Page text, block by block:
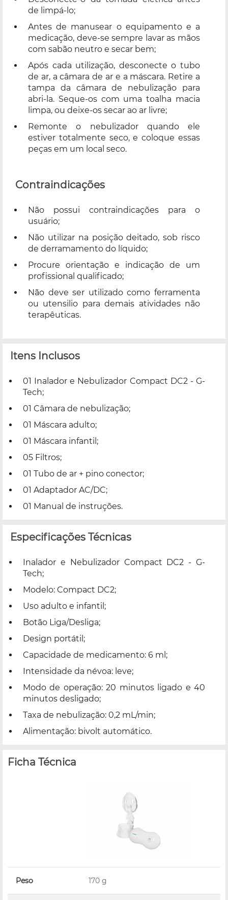
de limpá-lo;
Antes de manusear o equipamento e a
medicação, deve-se sempre lavar as mãos
com sabão neutro e secar bem;
Após cada utilização, desconecte o tubo
de ar, a câmara de ar e a máscara. Retire a
tampa da câmara de nebulização para
abri-la. Seque-os com uma toalha macia
limpa, ou deixe-os secar ao ar livre;
Remonte o nebulizador quando ele
estiver totalmente seco, e coloque essas
peças em um local seco.
Contraindicações
Não possui contraindicações para o
usuário;
Não utilizar na posição deitado, sob risco
de derramamento do líquido;
Procure orientação e indicação de um
profissional qualificado;
Não deve ser utilizado como ferramenta
ou utensilio para demais atividades não
terapêuticas.
Itens Inclusos
01 Inalador e Nebulizador Compact DC2 - G-
Tech;
01 Câmara de nebulização;
01 Máscara adulto;
01 Máscara infantil;
05 Filtros;
01 Tubo de ar + pino conector;
01 Adaptador AC/DC;
01 Manual de instruções.
Especificações Técnicas
Inalador e Nebulizador Compact DC2 - G-
Tech;
Modelo: Compact DC2;
Uso adulto e infantil;
Botão Liga/Desliga;
Design portátil;
Capacidade de medicamento: 6 ml;
Intensidade da névoa: leve;
Modo de operação: 20 minutos ligado e 40
minutos desligado;
Taxa de nebulização: 0,2 mL/min;
Alimentação: bivolt automático.
Ficha Técnica
Peso 170 g